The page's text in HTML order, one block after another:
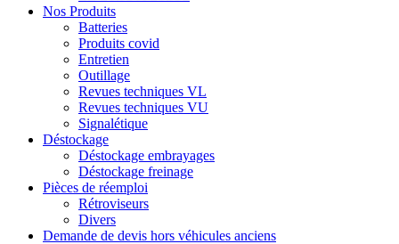
Nos Produits
Batteries
Produits covid
Entretien
Outillage
Revues techniques VL
Revues techniques VU
Signalétique
Déstockage
Déstockage embrayages
Déstockage freinage
Pièces de réemploi
Rétroviseurs
Divers
Demande de devis hors véhicules anciens